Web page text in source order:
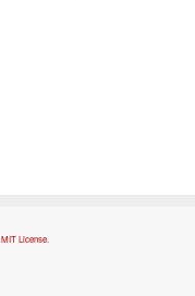
MIT License.